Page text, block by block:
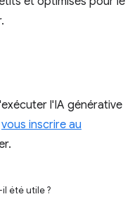
l'IA générative
vous inscrire au
été utile ?